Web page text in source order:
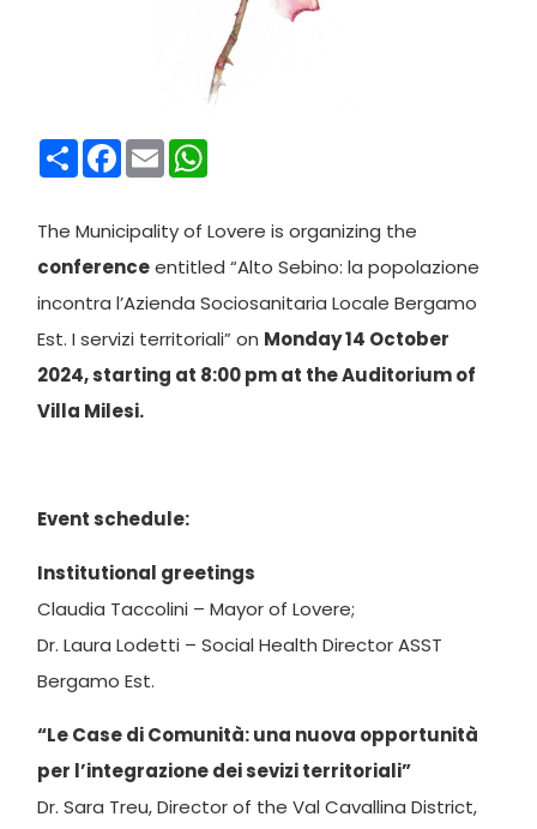
CondividiFacebook
Email
The Municipality of Lovere is organizing the
conferenceentitled “Alto Sebino: la popolazione
incontra l’Azienda Sociosanitaria Locale Bergamo
Est. I servizi territoriali” on Monday 14 October
2024, starting at 8:00 pm at the Auditorium of
Villa Milesi.
Event schedule:
Institutional greetings
Claudia Taccolini – Mayor of Lovere;
Dr. Laura Lodetti – Social Health Director ASST
Bergamo Est.
“Le Case di Comunità: una nuova opportunità
per l’integrazione dei sevizi territoriali”
Dr. Sara Treu, Director of the Val Cavallina District,